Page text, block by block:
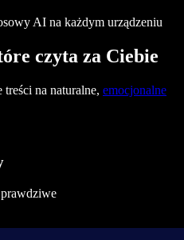
AI na każdym urządzeniu
czyta za Ciebie
na naturalne, emocjonalne
prawdziwe